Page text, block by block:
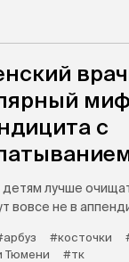
с
лучше
вовсе не в
#косточки
Тюмени
#тк